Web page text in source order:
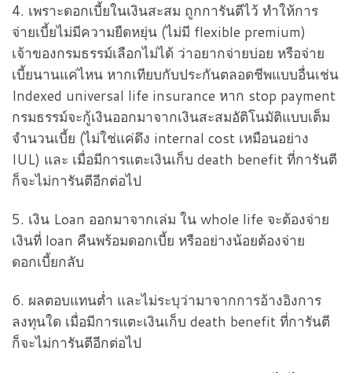
4. เพราะดอกเบี้ยในเงินสะสม ถูกการันตีไว้ ทำให้การ
จ่ายเบี้ยไม่มีความยืดหยุ่น (ไม่มี flexible premium)
เจ้าของกรมธรรม์เลือกไม่ได้ ว่าอยากจ่ายบ่อย หรือจ่าย
เบี้ยนานแค่ไหน หากเทียบกับประกันตลอดชีพแบบอื่นเช่น
Indexed universal life insurance หาก stop payment
กรมธรรม์จะกู้เงินออกมาจากเงินสะสมอัติโนมัติแบบเต็ม
จำนวนเบี้ย (ไม่ใช่แค่ดึง internal cost เหมือนอย่าง
IUL) และ เมื่อมีการแตะเงินเก็บ death benefit ที่การันตี
ก็จะไม่การันตีอีกต่อไป
5. เงิน Loan ออกมาจากเล่ม ใน whole life จะต้องจ่าย
เงินที่ loan คืนพร้อมดอกเบี้ย หรืออย่างน้อยต้องจ่าย
ดอกเบี้ยกลับ
6. ผลตอบแทนต่ำ และไม่ระบุว่ามาจากการอ้างอิงการ
ลงทุนใด เมื่อมีการแตะเงินเก็บ death benefit ที่การันตี
ก็จะไม่การันตีอีกต่อไป